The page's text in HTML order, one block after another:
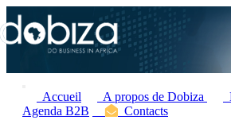
Accueil A propos de Dobiza
Agenda B2B
Contacts